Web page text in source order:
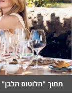
מתוך "הלוטוס הלבן"